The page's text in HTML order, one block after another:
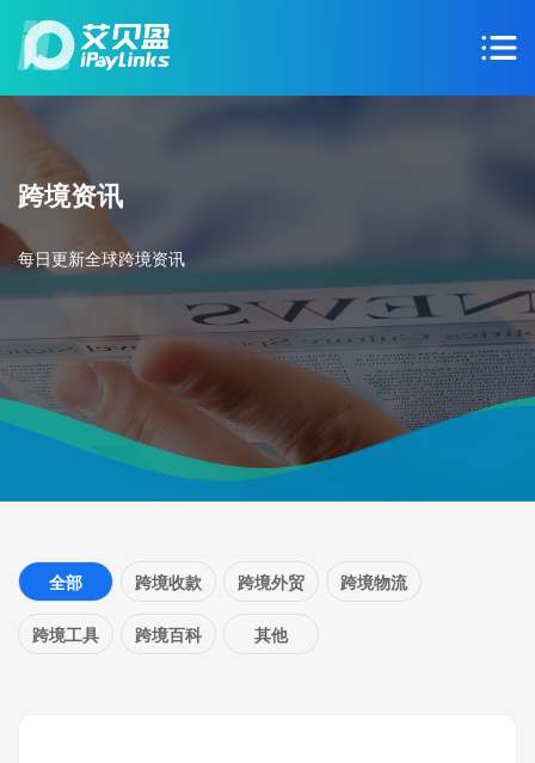
跨境资讯
每日更新全球跨境资讯
全部 跨境收款 跨境外贸 跨境物流
跨境工具 跨境百科 其他